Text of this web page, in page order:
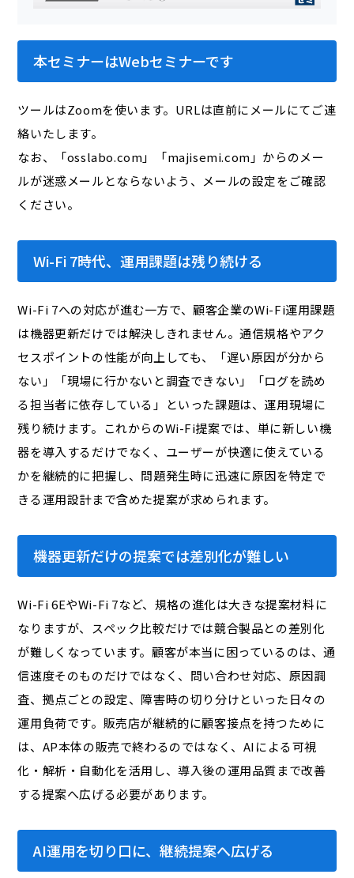
本セミナーはWebセミナーです
ツールはZoomを使います。URLは直前にメールにてご連
絡いたします。
なお、「osslabo.com」「majisemi.com」からのメー
ルが迷惑メールとならないよう、メールの設定をご確認
ください。
Wi-Fi 7時代、運用課題は残り続ける
Wi-Fi 7への対応が進む一方で、顧客企業のWi-Fi運用課題
は機器更新だけでは解決しきれません。通信規格やアク
セスポイントの性能が向上しても、「遅い原因が分から
ない」「現場に行かないと調査できない」「ログを読め
る担当者に依存している」といった課題は、運用現場に
残り続けます。これからのWi-Fi提案では、単に新しい機
器を導入するだけでなく、ユーザーが快適に使えている
かを継続的に把握し、問題発生時に迅速に原因を特定で
きる運用設計まで含めた提案が求められます。
機器更新だけの提案では差別化が難しい
Wi-Fi 6EやWi-Fi 7など、規格の進化は大きな提案材料に
なりますが、スペック比較だけでは競合製品との差別化
が難しくなっています。顧客が本当に困っているのは、通
信速度そのものだけではなく、問い合わせ対応、原因調
査、拠点ごとの設定、障害時の切り分けといった日々の
運用負荷です。販売店が継続的に顧客接点を持つために
は、AP本体の販売で終わるのではなく、AIによる可視
化・解析・自動化を活用し、導入後の運用品質まで改善
する提案へ広げる必要があります。
AI運用を切り口に、継続提案へ広げる